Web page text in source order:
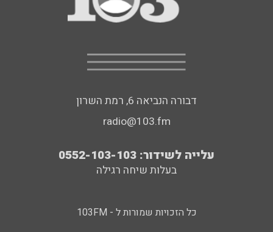
דבורה הנביאה 6, רמת השרון
radio@103.fm
עלייה לשידור: 0552-103-103
בעלות שיחה רגילה
כל הזכויות שמורות ל - 103FM